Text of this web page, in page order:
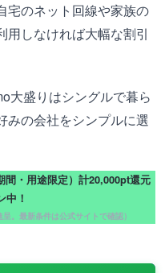
宅のネット回線や家族の
用しなければ大幅な割引
大盛りはシングルで暮ら
みの会社をシンプルに選
・用途限定）計20,000pt還元
中！
。最新条件は公式サイトで確認）